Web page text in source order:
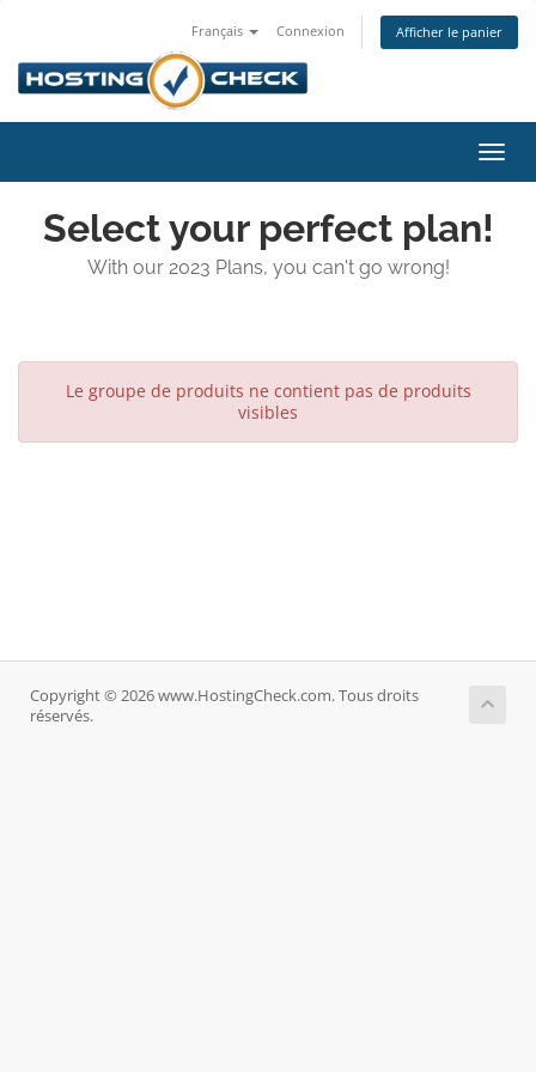
Français Connexion Afficher le panier
la
Select your perfect plan!
With our 2023 Plans, you can't go wrong!
Le groupe de produits ne contient pas de produits
visibles
Copyright © 2026 www.HostingCheck.com. Tous droits
réservés.